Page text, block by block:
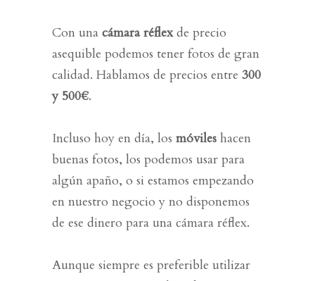
Con una cámara réflexde precio
asequible podemos tener fotos de gran
calidad. Hablamos de precios entre 300
y 500€.
Incluso hoy en día, los móviles hacen
buenas fotos, los podemos usar para
algún apaño, o si estamos empezando
en nuestro negocio y no disponemos
de ese dinero para una cámara réflex.
Aunque siempre es preferible utilizar